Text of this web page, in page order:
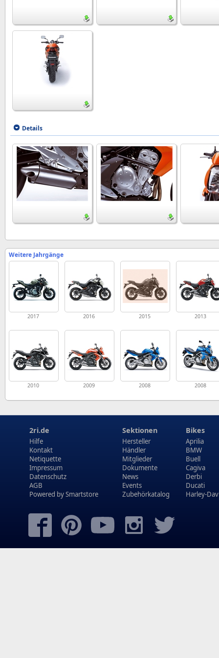
Details
Weitere Jahrgänge
2017 2016 2015 2013
2010 2009 2008 2008
2ri.de
Hilfe
Kontakt
Netiquette
Impressum
Datenschutz
AGB
Powered bySmartstore
Sektionen
Hersteller
Händler
Mitglieder
Dokumente
News
Events
Zubehörkatalog
Bikes
Aprilia
BMW
Buell
Cagiva
Derbi
Ducati
Harley-